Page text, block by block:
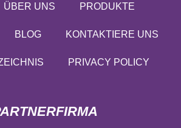
ÜBER UNS PRODUKTE
BLOG KONTAKTIERE UNS
PRIVACY POLICY